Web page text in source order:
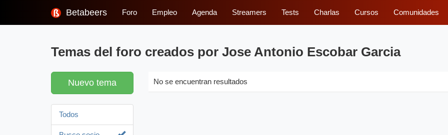
Betabeers Foro Empleo Agenda Streamers Tests Charlas Cursos Comunidades
Temas del foro creados por Jose Antonio Escobar Garcia
Nuevo tema
Todos
No se encuentran resultados